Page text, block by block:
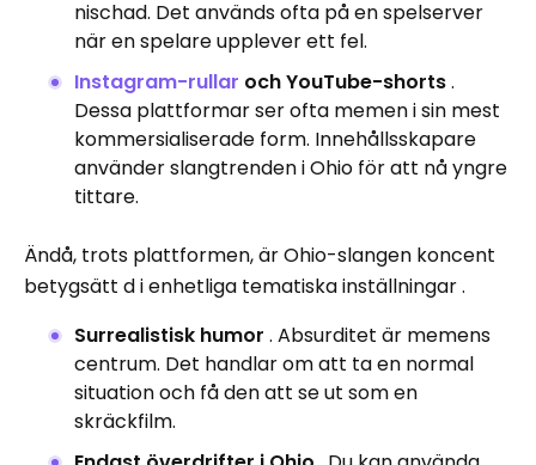
nischad. Det används ofta på en spelserver
när en spelare upplever ett fel.
Instagram-rullar och YouTube-shorts.
Dessa plattformar ser ofta memen i sin mest
kommersialiserade form. Innehållsskapare
använder slangtrenden i Ohio för att nå yngre
tittare.
Ändå, trots plattformen, är Ohio-slangen koncent
betygsätt d i enhetliga tematiska inställningar .
Surrealistisk humor . Absurditet är memens
centrum. Det handlar om att ta en normal
situation och få den att se ut som en
skräckfilm.